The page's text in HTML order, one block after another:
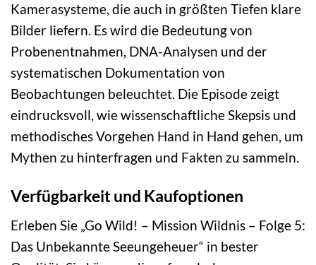
Kamerasysteme, die auch in größten Tiefen klare
Bilder liefern. Es wird die Bedeutung von
Probenentnahmen, DNA-Analysen und der
systematischen Dokumentation von
Beobachtungen beleuchtet. Die Episode zeigt
eindrucksvoll, wie wissenschaftliche Skepsis und
methodisches Vorgehen Hand in Hand gehen, um
Mythen zu hinterfragen und Fakten zu sammeln.
Verfügbarkeit und Kaufoptionen
Erleben Sie „Go Wild! – Mission Wildnis – Folge 5:
Das Unbekannte Seeungeheuer“ in bester